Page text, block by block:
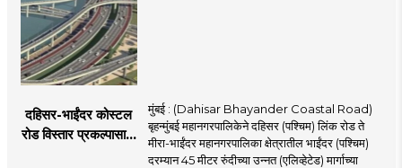
दहिसर-भाईंदर कोस्टल
रोड विस्तार प्रकल्पासाठी
मुंबई : (Dahisar Bhayander Coastal Road)
बृहन्मुंबई महानगरपालिकेने दहिसर (पश्चिम) लिंक रोड ते
मीरा-भाईंदर महानगरपालिका क्षेत्रातील भाईंदर (पश्चिम)
दरम्यान 45 मीटर रुंदीच्या उन्नत (एलिव्हेटेड) मार्गाच्या